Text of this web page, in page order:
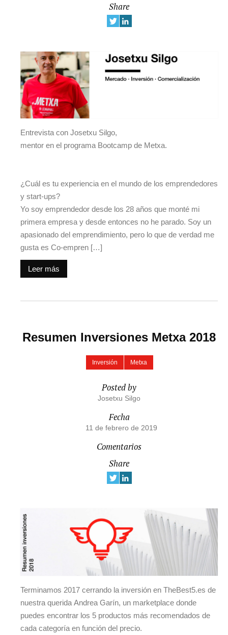
Share
Entrevista con Josetxu Silgo,
mentor en el programa Bootcamp de Metxa.
¿Cuál es tu experiencia en el mundo de los emprendedores
y start-ups?
Yo soy emprendedor desde los 28 años que monté mi
primera empresa y desde entonces no he parado. Soy un
apasionado del emprendimiento, pero lo que de verdad me
gusta es Co-empren […]
Leer más
Resumen Inversiones Metxa 2018
Inversión Metxa
Posted by
Josetxu Silgo
Fecha
11 de febrero de 2019
Comentarios
Share
Terminamos 2017 cerrando la inversión en TheBest5.es de
nuestra querida Andrea Garín, un marketplace donde
puedes encontrar los 5 productos más recomendados de
cada categoría en función del precio.